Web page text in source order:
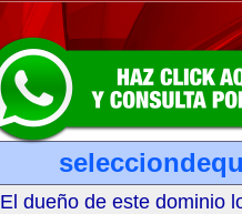
El dueño de este dominio